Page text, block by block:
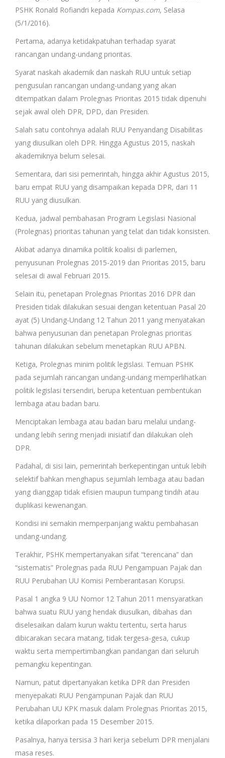
PSHK Ronald Rofiandri kepada Kompas.com, Selasa
(5/1/2016).
Pertama, adanya ketidakpatuhan terhadap syarat
rancangan undang-undang prioritas.
Syarat naskah akademik dan naskah RUU untuk setiap
pengusulan rancangan undang-undang yang akan
ditempatkan dalam Prolegnas Prioritas 2015 tidak dipenuhi
sejak awal oleh DPR, DPD, dan Presiden.
Salah satu contohnya adalah RUU Penyandang Disabilitas
yang diusulkan oleh DPR. Hingga Agustus 2015, naskah
akademiknya belum selesai.
Sementara, dari sisi pemerintah, hingga akhir Agustus 2015,
baru empat RUU yang disampaikan kepada DPR, dari 11
RUU yang diusulkan.
Kedua, jadwal pembahasan Program Legislasi Nasional
(Prolegnas) prioritas tahunan yang telat dan tidak konsisten.
Akibat adanya dinamika politik koalisi di parlemen,
penyusunan Prolegnas 2015-2019 dan Prioritas 2015, baru
selesai di awal Februari 2015.
Selain itu, penetapan Prolegnas Prioritas 2016 DPR dan
Presiden tidak dilakukan sesuai dengan ketentuan Pasal 20
ayat (5) Undang-Undang 12 Tahun 2011 yang menyatakan
bahwa penyusunan dan penetapan Prolegnas prioritas
tahunan dilakukan sebelum menetapkan RUU APBN.
Ketiga, Prolegnas minim politik legislasi. Temuan PSHK
pada sejumlah rancangan undang-undang memperlihatkan
politik legislasi tersendiri, berupa ketentuan pembentukan
lembaga atau badan baru.
Menciptakan lembaga atau badan baru melalui undang-
undang lebih sering menjadi inisiatif dan dilakukan oleh
DPR.
Padahal, di sisi lain, pemerintah berkepentingan untuk lebih
selektif bahkan menghapus sejumlah lembaga atau badan
yang dianggap tidak efisien maupun tumpang tindih atau
duplikasi kewenangan.
Kondisi ini semakin memperpanjang waktu pembahasan
undang-undang.
Terakhir, PSHK mempertanyakan sifat “terencana” dan
“sistematis” Prolegnas pada RUU Pengampuan Pajak dan
RUU Perubahan UU Komisi Pemberantasan Korupsi.
Pasal 1 angka 9 UU Nomor 12 Tahun 2011 mensyaratkan
bahwa suatu RUU yang hendak diusulkan, dibahas dan
diselesaikan dalam kurun waktu tertentu, serta harus
dibicarakan secara matang, tidak tergesa-gesa, cukup
waktu serta mempertimbangkan pandangan dari seluruh
pemangku kepentingan.
Namun, patut dipertanyakan ketika DPR dan Presiden
menyepakati RUU Pengampunan Pajak dan RUU
Perubahan UU KPK masuk dalam Prolegnas Prioritas 2015,
ketika dilaporkan pada 15 Desember 2015.
Pasalnya, hanya tersisa 3 hari kerja sebelum DPR menjalani
masa reses.